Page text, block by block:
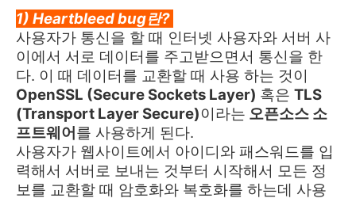
1) Heartbleed bug란?
사용자가 통신을 할 때 인터넷 사용자와 서버 사
이에서 서로 데이터를 주고받으면서 통신을 한
다. 이 때 데이터를 교환할 때 사용 하는 것이
OpenSSL (Secure Sockets Layer) 혹은 TLS
(Transport Layer Secure)이라는 오픈소스 소
프트웨어 를 사용하게 된다.
사용자가 웹사이트에서 아이디와 패스워드를 입
력해서 서버로 보내는 것부터 시작해서 모든 정
보를 교환할 때 암호화와 복호화를 하는데 사용